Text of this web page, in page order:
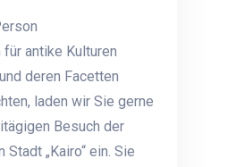
antike Kulturen
deren Facetten
laden wir Sie gerne
Besuch der
„Kairo“ ein. Sie